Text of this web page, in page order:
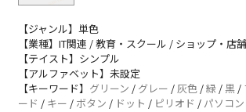
【ジャンル】単色
【業種】IT関連 / 教育・スクール / ショップ・店舗
【テイスト】シンプル
【アルファベット】未設定
【キーワード】 グリーン / グレー /灰色 /緑 /黒 /
ード / キー / ボタン / ドット / ピリオド /パソコン